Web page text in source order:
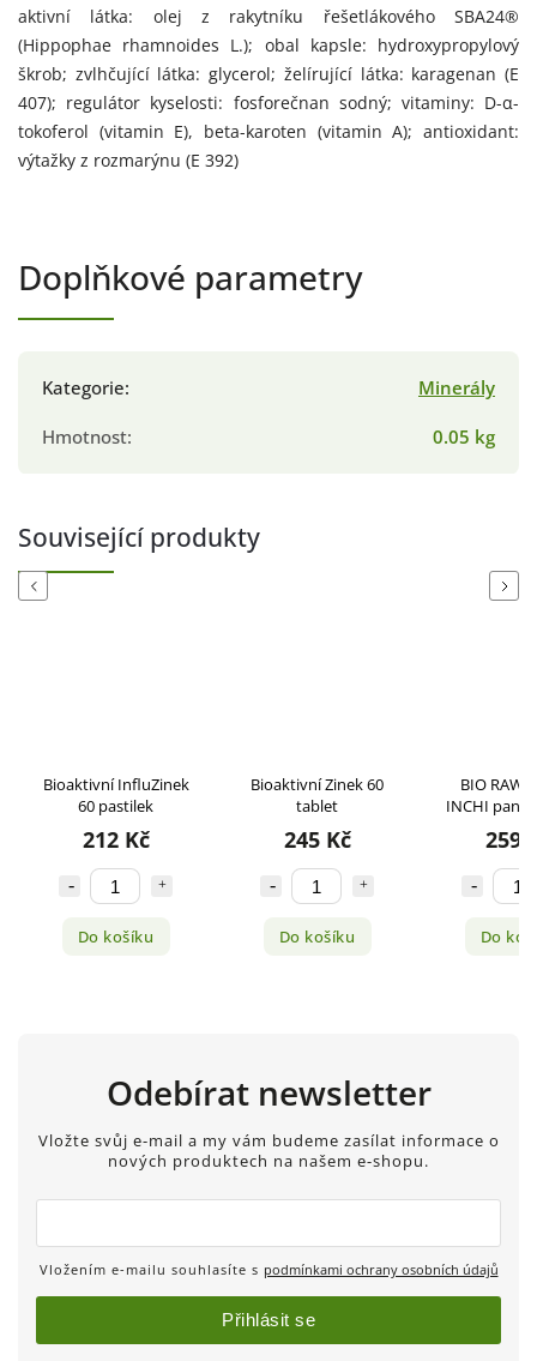
aktivní látka: olej z rakytníku řešetlákového SBA24®
(Hippophae rhamnoides L.); obal kapsle: hydroxypropylový
škrob; zvlhčující látka: glycerol; želírující látka: karagenan (E
407); regulátor kyselosti: fosforečnan sodný; vitaminy: D-α-
tokoferol (vitamin E), beta-karoten (vitamin A); antioxidant:
výtažky z rozmarýnu (E 392)
Doplňkové parametry
Kategorie:
Minerály
Hmotnost: 0.05 kg
Související produkty
Previous
Bioaktivní InfluZinek
60 pastilek
212 Kč
Do košíku
Bioaktivní Zinek 60
tablet
245 Kč
Do košíku
BIO RAW
INCHI
100
259
Do
Next
Odebírat newsletter
Vložte svůj e-mail a my vám budeme zasílat informace o
nových produktech na našem e-shopu.
Vložením e-mailu souhlasíte s podmínkami ochrany osobních údajů
Přihlásit se